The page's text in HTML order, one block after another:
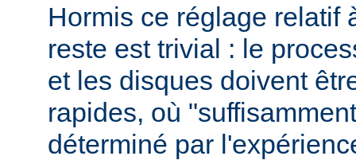
Hormis ce réglage relatif
reste est trivial : le
et les disques doivent
rapides, où
déterminé par